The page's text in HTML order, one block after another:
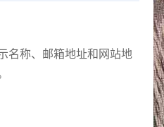
名称、邮箱地址和网站地